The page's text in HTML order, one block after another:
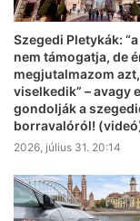
Szegedi Pletykák:
nem támogatja, de
megjutalmazom
viselkedik” – avagy
gondolják a
borravalóról!
2026, július 31. 20:14